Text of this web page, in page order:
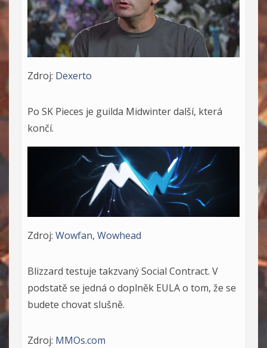
Zdroj: Dexerto
Po SK Pieces je guilda Midwinter další, která
končí.
Zdroj: Wowfan, Wowhead
Blizzard testuje takzvaný Social Contract. V
podstatě se jedná o doplněk EULA o tom, že se
budete chovat slušně.
Zdroj: MMOs.com